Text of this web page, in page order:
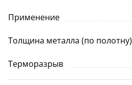
Применение
Толщина металла (по полотну)
Терморазрыв